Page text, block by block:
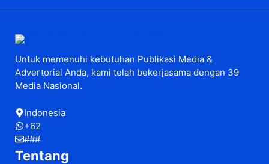
Untuk memenuhi kebutuhan Publikasi Media &
Advertorial Anda, kami telah bekerjasama dengan 39
Media Nasional.
Indonesia
+62
###
Tentang